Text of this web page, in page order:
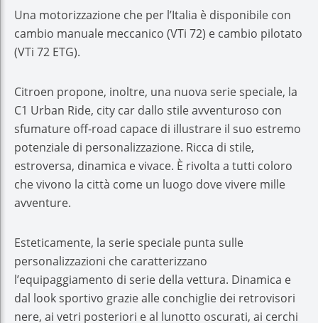
Una motorizzazione che per l’Italia è disponibile con
cambio manuale meccanico (VTi 72) e cambio pilotato
(VTi 72 ETG).
Citroen propone, inoltre, una nuova serie speciale, la
C1 Urban Ride, city car dallo stile avventuroso con
sfumature off-road capace di illustrare il suo estremo
potenziale di personalizzazione. Ricca di stile,
estroversa, dinamica e vivace. È rivolta a tutti coloro
che vivono la città come un luogo dove vivere mille
avventure.
Esteticamente, la serie speciale punta sulle
personalizzazioni che caratterizzano
l’equipaggiamento di serie della vettura. Dinamica e
dal look sportivo grazie alle conchiglie dei retrovisori
nere, ai vetri posteriori e al lunotto oscurati, ai cerchi